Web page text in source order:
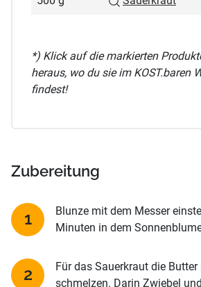
*) Klick auf die markierten
heraus, wo du sie im KOST.baren
findest!
Zubereitung
Blunze mit dem Messer
Minuten in dem
Für das Sauerkraut die
schmelzen. Darin Zwiebel